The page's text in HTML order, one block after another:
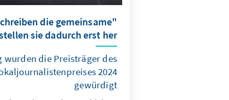
die gemeinsame
sie dadurch erst her"
wurden die Preisträger des
2024
gewürdigt